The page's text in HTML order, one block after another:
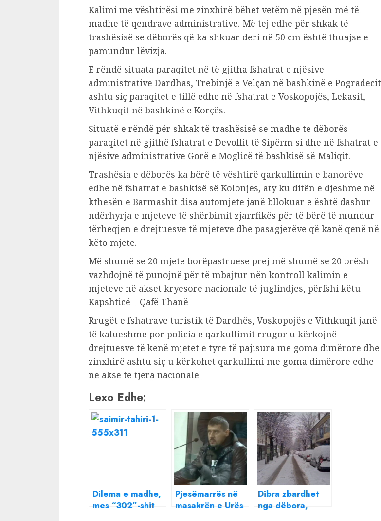
Kalimi me vështirësi me zinxhirë bëhet vetëm në pjesën më të
madhe të qendrave administrative. Më tej edhe për shkak të
trashësisë se dëborës që ka shkuar deri në 50 cm është thuajse e
pamundur lëvizja.
E rëndë situata paraqitet në të gjitha fshatrat e njësive
administrative Dardhas, Trebinjë e Velçan në bashkinë e Pogradecit
ashtu siç paraqitet e tillë edhe në fshatrat e Voskopojës, Lekasit,
Vithkuqit në bashkinë e Korçës.
Situatë e rëndë për shkak të trashësisë se madhe te dëborës
paraqitet në gjithë fshatrat e Devollit të Sipërm si dhe në fshatrat e
njësive administrative Gorë e Moglicë të bashkisë së Maliqit.
Trashësia e dëborës ka bërë të vështirë qarkullimin e banorëve
edhe në fshatrat e bashkisë së Kolonjes, aty ku ditën e djeshme në
kthesën e Barmashit disa automjete janë bllokuar e është dashur
ndërhyrja e mjeteve të shërbimit zjarrfikës për të bërë të mundur
tërheqjen e drejtuesve të mjeteve dhe pasagjerëve që kanë qenë në
këto mjete.
Më shumë se 20 mjete borëpastruese prej më shumë se 20 orësh
vazhdojnë të punojnë për të mbajtur nën kontroll kalimin e
mjeteve në akset kryesore nacionale të juglindjes, përfshi këtu
Kapshticë – Qafë Thanë
Rrugët e fshatrave turistik të Dardhës, Voskopojës e Vithkuqit janë
të kalueshme por policia e qarkullimit rrugor u kërkojnë
drejtuesve të kenë mjetet e tyre të pajisura me goma dimërore dhe
zinxhirë ashtu siç u kërkohet qarkullimi me goma dimërore edhe
në akse të tjera nacionale.
Lexo Edhe:
Dilema e madhe,
mes “302”-shit
Pjesëmarrës në
masakrën e Urës
Dibra zbardhet
nga dëbora,